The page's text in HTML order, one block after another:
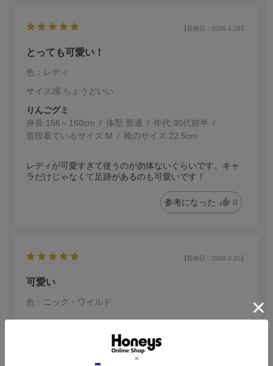
【投稿日：2026.4.28】
とっても可愛い！
色：レディ
サイズ感:ちょうどいい
りんごグミ
身長:156～160cm 体型:普通 年代:30代前半
普段着ているサイズ:M 靴のサイズ:22.5cm
レディが可愛すぎて使うのが勿体ないぐらいです。キャ
ラだけじゃなくて足跡があるのも可愛いです！
参考になった 0
【投稿日：2026.3.20】
可愛い
色：ニック・ワイルド
no name
ニック好きなので購入